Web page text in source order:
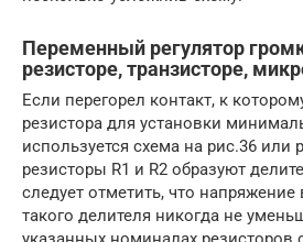
Переменный регулятор
резисторе, транзисторе,
Если перегорел контакт, к
резистора для установки
используется схема на рис.36 или
резисторы R1 и R2 образуют
следует отметить, что напряжение
такого делителя никогда не